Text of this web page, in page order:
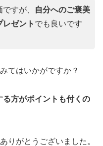
すが、
自分へのご褒美
レゼント でも良いです
てはいかがですか？
方がポイントも付くの
りがとうございました。